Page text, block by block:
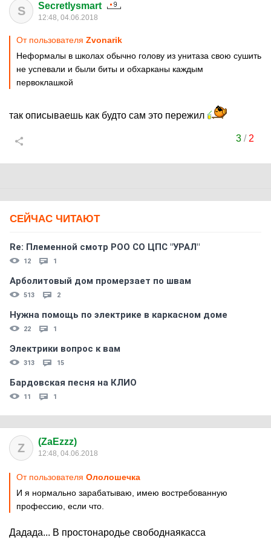
S Secretlysmart
12:48, 04.06.2018
От пользователя Zvonarik
Неформалы в школах обычно голову из унитаза свою сушить
не успевали и были биты и обхарканы каждым
первоклашкой
так описываешь как будто сам это пережил
3/ 2
СЕЙЧАС ЧИТАЮТ
Re: Племеннoй смoтр РOO CO ЦПС "УРАЛ"
12 1
Арболитовый дом промерзает по швам
513 2
Нужна помощь по электрике в каркасном доме
22 1
Электрики вопрос к вам
313 15
Бардовская песня на КЛИО
11 1
Z (ZaEzzz)
12:48, 04.06.2018
От пользователя Ололошечка
И я нормально зарабатываю, имею востребованную
профессию, если что.
Дадада... В простонародье свободнаякасса